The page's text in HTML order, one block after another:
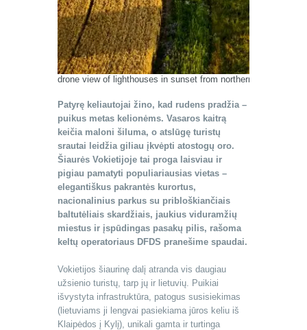
drone view of lighthouses in sunset from northern part of
Patyrę keliautojai žino, kad rudens pradžia –
puikus metas kelionėms. Vasaros kaitrą
keičia maloni šiluma, o atslūgę turistų
srautai leidžia giliau įkvėpti atostogų oro.
Šiaurės Vokietijoje tai proga laisviau ir
pigiau pamatyti populiariausias vietas –
elegantiškus pakrantės kurortus,
nacionalinius parkus su pribloškiančiais
baltutėliais skardžiais, jaukius viduramžių
miestus ir įspūdingas pasakų pilis, rašoma
keltų operatoriaus DFDS pranešime spaudai.
Vokietijos šiaurinę dalį atranda vis daugiau
užsienio turistų, tarp jų ir lietuvių. Puikiai
išvystyta infrastruktūra, patogus susisiekimas
(lietuviams ji lengvai pasiekiama jūros keliu iš
Klaipėdos į Kylį), unikali gamta ir turtinga